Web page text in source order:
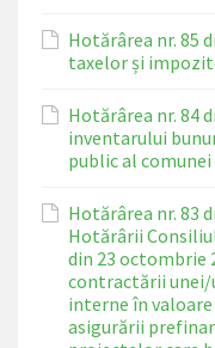
Hotărârea nr. 85
taxelor și
Hotărârea nr. 84
inventarului
public al
Hotărârea nr. 83
Hotărârii
din 23 octombrie
contractării
interne în valoare
asigurării